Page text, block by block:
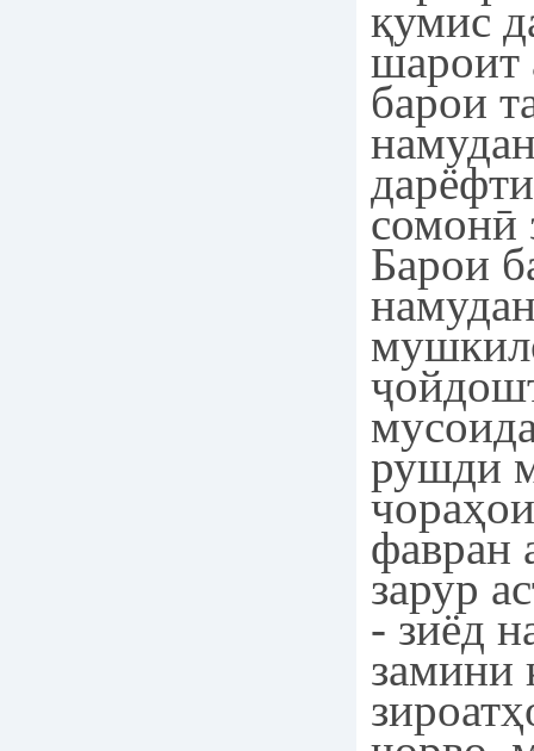
қумис
шароит
барои
сомонӣ
Барои
рушди
фавран
зарур
- зиёд
замини